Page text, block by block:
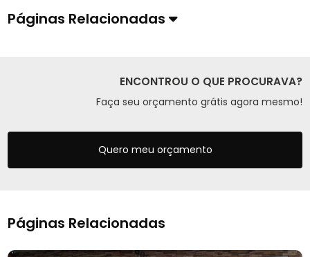
Páginas Relacionadas
ENCONTROU O QUE PROCURAVA?
Faça seu orçamento grátis agora mesmo!
Quero meu orçamento
Páginas Relacionadas